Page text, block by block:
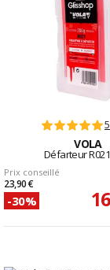
VOLA
Défarteur
Prix conseillé
23,90 €
-30%